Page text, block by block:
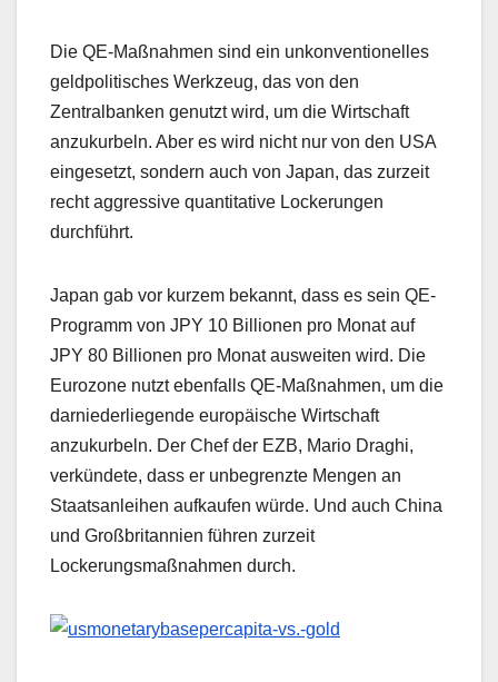
Die QE-Maßnahmen sind ein unkonventionelles
geldpolitisches Werkzeug, das von den
Zentralbanken genutzt wird, um die Wirtschaft
anzukurbeln. Aber es wird nicht nur von den USA
eingesetzt, sondern auch von Japan, das zurzeit
recht aggressive quantitative Lockerungen
durchführt.
Japan gab vor kurzem bekannt, dass es sein QE-
Programm von JPY 10 Billionen pro Monat auf
JPY 80 Billionen pro Monat ausweiten wird. Die
Eurozone nutzt ebenfalls QE-Maßnahmen, um die
darniederliegende europäische Wirtschaft
anzukurbeln. Der Chef der EZB, Mario Draghi,
verkündete, dass er unbegrenzte Mengen an
Staatsanleihen aufkaufen würde. Und auch China
und Großbritannien führen zurzeit
Lockerungsmaßnahmen durch.